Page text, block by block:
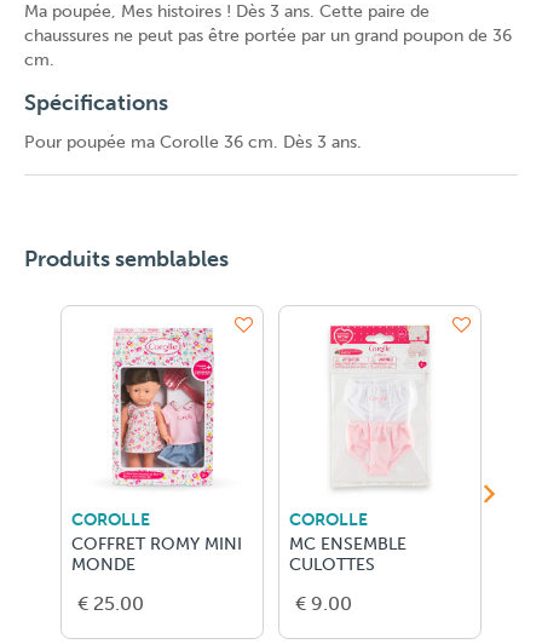
Ma poupée, Mes histoires ! Dès 3 ans. Cette paire de
chaussures ne peut pas être portée par un grand poupon de 36
cm.
Spécifications
Pour poupée ma Corolle 36 cm. Dès 3 ans.
Produits semblables
COROLLE
COFFRET ROMY MINI
MONDE
€ 25.00
COROLLE
MC ENSEMBLE
CULOTTES
€ 9.00